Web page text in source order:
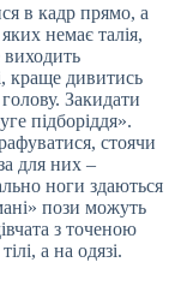
в кадр прямо, а
немає талія,
краще дивитись
Закидати
підборіддя».
стоячи
для них –
ноги здаються
пози можуть
з точеною
а на одязі.